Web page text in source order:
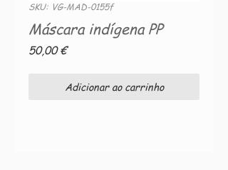
SKU: VG-MAD-0155f
Máscara indígena PP
50,00 €Preço
Adicionar ao carrinho